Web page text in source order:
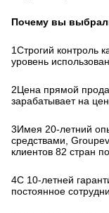
Почему вы
1Строгий контроль
уровень
2Цена прямой
зарабатывает на
3Имея 20-летний
средствами,
клиентов 82 стран
4С 10-летней
постоянное